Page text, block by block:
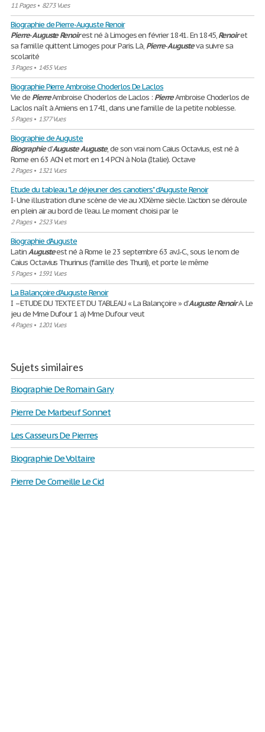
11 Pages• 8273 Vues
Biographie de Pierre-Auguste Renoir
Pierre-Auguste Renoirest né à Limoges en février 1841. En 1845,Renoiret
sa famille quittent Limoges pour Paris. Là, Pierre-Augusteva suivre sa
scolarité
3 Pages• 1455 Vues
Biographie Pierre Ambroise Choderlos De Laclos
Vie de PierreAmbroise Choderlos de Laclos : PierreAmbroise Choderlos de
Laclos naît à Amiens en 1741, dans une famille de la petite noblesse.
5 Pages• 1377 Vues
Biographie de Auguste
Biographied'AugusteAuguste, de son vrai nom Caius Octavius, est né à
Rome en 63 ACN et mort en 14 PCN à Nola (Italie). Octave
2 Pages• 1321 Vues
Etude du tableau "Le déjeuner des canotiers" d'Auguste Renoir
I- Une illustration d'une scène de vie au XIXème siècle. L'action se déroule
en plein air au bord de l'eau. Le moment choisi par le
2 Pages• 2523 Vues
Biographie d'Auguste
LatinAugusteest né à Rome le 23 septembre 63 av.J.-C., sous le nom de
Caius Octavius Thurinus (famille des Thurii), et porte le même
5 Pages• 1591 Vues
La Balançoire d'Auguste Renoir
I –ETUDE DU TEXTE ET DU TABLEAU « La Balançoire » d’Auguste RenoirA. Le
jeu de Mme Dufour 1 a) Mme Dufour veut
4 Pages• 1201 Vues
Sujets similaires
Biographie De Romain Gary
Pierre De Marbeuf Sonnet
Les Casseurs De Pierres
Biographie De Voltaire
Pierre De Corneille Le Cid